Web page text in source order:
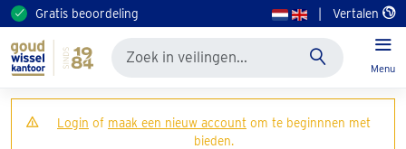
Gratis beoordeling Vertalen
Menu
Login of maak een nieuw account om te beginnnen met
bieden.